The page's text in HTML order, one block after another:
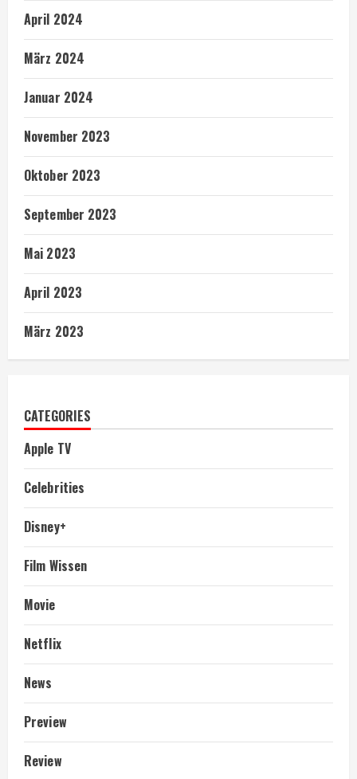
April 2024
März 2024
Januar 2024
November 2023
Oktober 2023
September 2023
Mai 2023
April 2023
März 2023
CATEGORIES
Apple TV
Celebrities
Disney+
Film Wissen
Movie
Netflix
News
Preview
Review